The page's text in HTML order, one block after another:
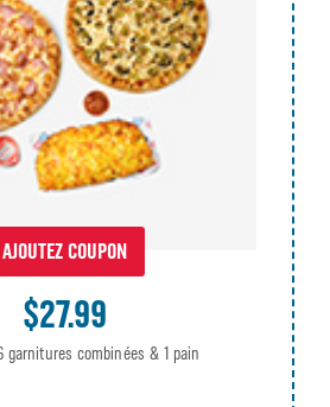
AJOUTEZ COUPON
$27.99
garnitures combinées & 1 pain